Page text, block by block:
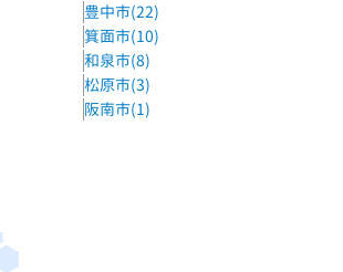
豊中市(22)
箕面市(10)
和泉市(8)
松原市(3)
阪南市(1)